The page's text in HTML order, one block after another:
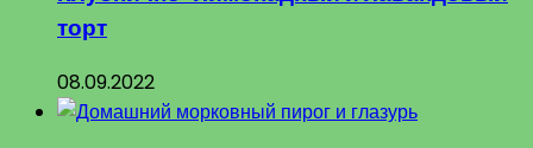
торт
08.09.2022